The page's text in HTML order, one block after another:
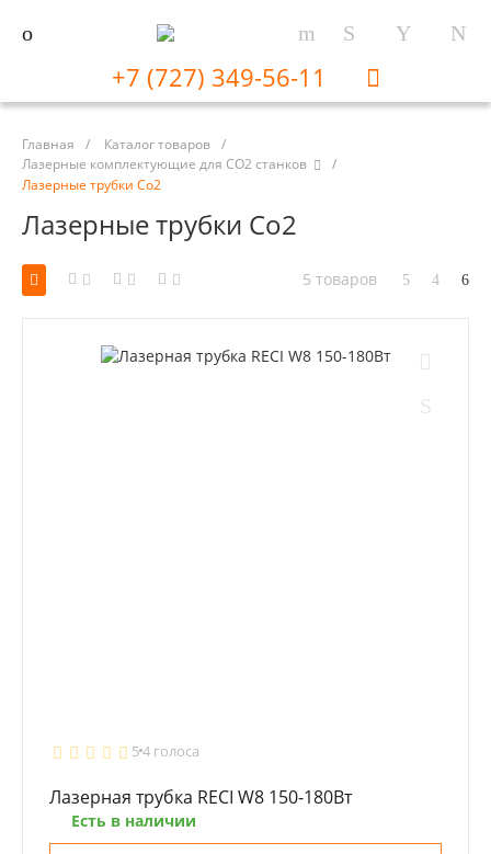
+7 (727) 349-56-11
Главная / Каталог товаров /
Лазерные комплектующие для CO2 станков
/
Лазерные трубки Co2
Лазерные трубки Co2
5 товаров
54 голоса
Лазерная трубка RECI W8 150-180Вт
Есть в наличии